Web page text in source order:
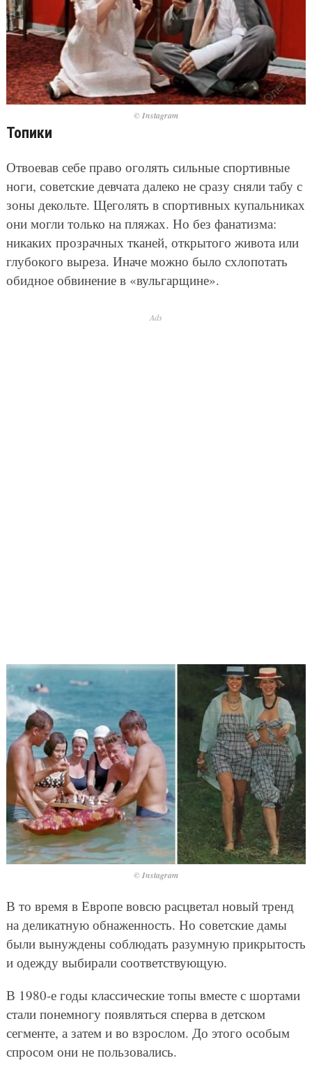
© Instagram
Топики
Отвоевав себе право оголять сильные спортивные
ноги, советские девчата далеко не сразу сняли табу с
зоны декольте. Щеголять в спортивных купальниках
они могли только на пляжах. Но без фанатизма:
никаких прозрачных тканей, открытого живота или
глубокого выреза. Иначе можно было схлопотать
обидное обвинение в «вульгарщине».
Ads
© Instagram
В то время в Европе вовсю расцветал новый тренд
на деликатную обнаженность. Но советские дамы
были вынуждены соблюдать разумную прикрытость
и одежду выбирали соответствующую.
В 1980-е годы классические топы вместе с шортами
стали понемногу появляться сперва в детском
сегменте, а затем и во взрослом. До этого особым
спросом они не пользовались.